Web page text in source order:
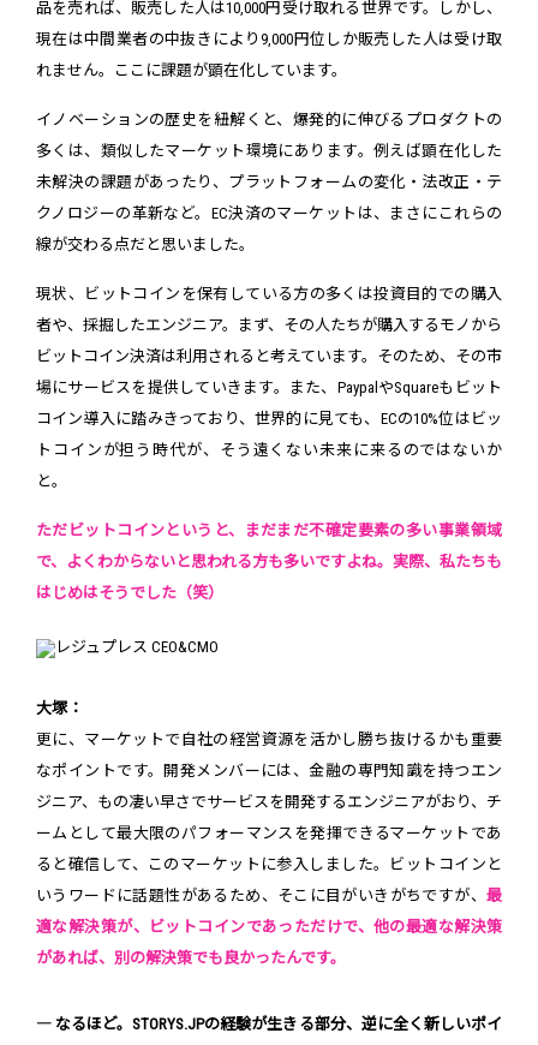
品を売れば、販売した人は10,000円受け取れる世界です。しかし、
現在は中間業者の中抜きにより9,000円位しか販売した人は受け取
れません。ここに課題が顕在化しています。
イノベーションの歴史を紐解くと、爆発的に伸びるプロダクトの
多くは、類似したマーケット環境にあります。例えば顕在化した
未解決の課題があったり、プラットフォームの変化・法改正・テ
クノロジーの革新など。EC決済のマーケットは、まさにこれらの
線が交わる点だと思いました。
現状、ビットコインを保有している方の多くは投資目的での購入
者や、採掘したエンジニア。まず、その人たちが購入するモノから
ビットコイン決済は利用されると考えています。そのため、その市
場にサービスを提供していきます。また、PaypalやSquareもビット
コイン導入に踏みきっており、世界的に見ても、ECの10%位はビッ
トコインが担う時代が、そう遠くない未来に来るのではないか
と。
ただビットコインというと、まだまだ不確定要素の多い事業領域
で、よくわからないと思われる方も多いですよね。実際、私たちも
はじめはそうでした（笑）
大塚：
更に、マーケットで自社の経営資源を活かし勝ち抜けるかも重要
なポイントです。開発メンバーには、金融の専門知識を持つエン
ジニア、もの凄い早さでサービスを開発するエンジニアがおり、チ
ームとして最大限のパフォーマンスを発揮できるマーケットであ
ると確信して、このマーケットに参入しました。ビットコインと
いうワードに話題性があるため、そこに目がいきがちですが、 最
適な解決策が、ビットコインであっただけで、他の最適な解決策
があれば、別の解決策でも良かったんです。
― なるほど。STORYS.JPの経験が生きる部分、逆に全く新しいポイ